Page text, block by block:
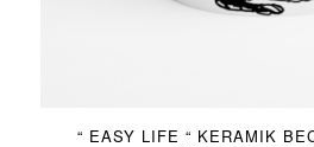
“ EASY LIFE “ KERAMIK